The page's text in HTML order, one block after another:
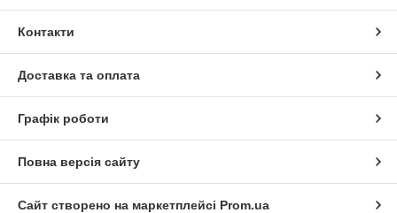
Контакти
Доставка та оплата
Графік роботи
Повна версія сайту
Сайт створено на маркетплейсі Prom.ua